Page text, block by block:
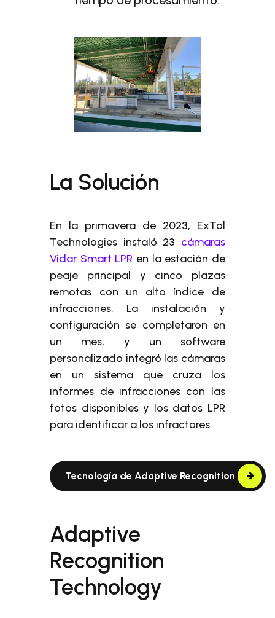
La Solución
En la primavera de 2023, ExTol
Technologies instaló 23 cámaras
Vidar Smart LPR en la estación de
peaje principal y cinco plazas
remotas con un alto índice de
infracciones. La instalación y
configuración se completaron en
un mes, y un software
personalizado integró las cámaras
en un sistema que cruza los
informes de infracciones con las
fotos disponibles y los datos LPR
para identificar a los infractores.
Tecnología de Adaptive Recognition
Adaptive
Recognition
Technology